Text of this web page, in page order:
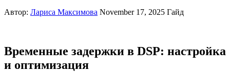
Автор: Лариса Максимова November 17, 2025 Гайд
Временные задержки в DSP: настройка
и оптимизация